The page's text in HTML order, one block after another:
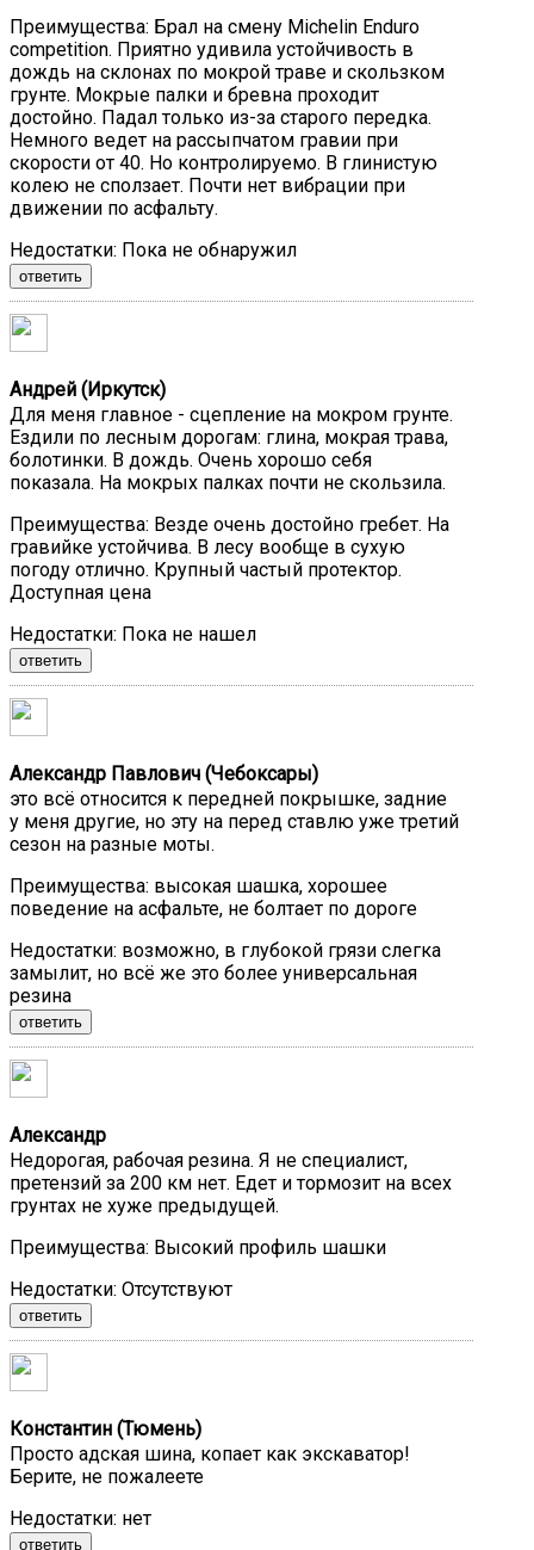
Преимущества: Брал на смену Michelin Enduro
competition. Приятно удивила устойчивость в
дождь на склонах по мокрой траве и скользком
грунте. Мокрые палки и бревна проходит
достойно. Падал только из-за старого передка.
Немного ведет на рассыпчатом гравии при
скорости от 40. Но контролируемо. В глинистую
колею не сползает. Почти нет вибрации при
движении по асфальту.
Недостатки: Пока не обнаружил
ответить
Андрей (Иркутск)
Для меня главное - сцепление на мокром грунте.
Ездили по лесным дорогам: глина, мокрая трава,
болотинки. В дождь. Очень хорошо себя
показала. На мокрых палках почти не скользила.
Преимущества: Везде очень достойно гребет. На
гравийке устойчива. В лесу вообще в сухую
погоду отлично. Крупный частый протектор.
Доступная цена
Недостатки: Пока не нашел
ответить
Александр Павлович (Чебоксары)
это всё относится к передней покрышке, задние
у меня другие, но эту на перед ставлю уже третий
сезон на разные моты.
Преимущества: высокая шашка, хорошее
поведение на асфальте, не болтает по дороге
Недостатки: возможно, в глубокой грязи слегка
замылит, но всё же это более универсальная
резина
ответить
Александр
Недорогая, рабочая резина. Я не специалист,
претензий за 200 км нет. Едет и тормозит на всех
грунтах не хуже предыдущей.
Преимущества: Высокий профиль шашки
Недостатки: Отсутствуют
ответить
Константин (Тюмень)
Просто адская шина, копает как экскаватор!
Берите, не пожалеете
Недостатки: нет
ответить